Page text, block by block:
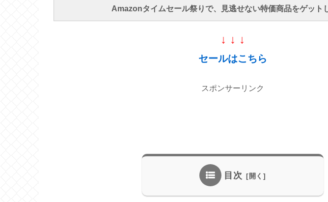
Amazonタイムセール祭りで、見逃せない特価商品をゲット
↓ ↓ ↓
セールはこちら
スポンサーリンク
目次